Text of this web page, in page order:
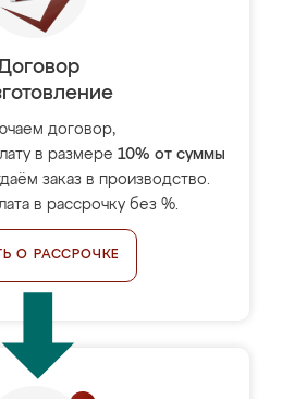
договор,
в размере 10% от суммы
заказ в производство.
в рассрочку без %.
О РАССРОЧКЕ